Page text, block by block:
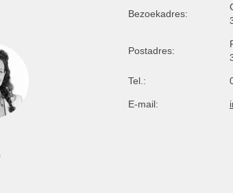
Bezoekadres:
Postadres:
Tel.:
E-mail: